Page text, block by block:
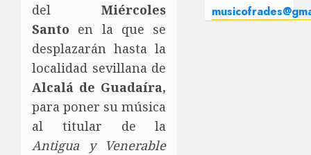
delMiércoles
Santo en la que se
desplazarán hasta la
localidad sevillana de
Alcalá de Guadaíra,
para poner su música
al titular de la
Antigua y Venerable